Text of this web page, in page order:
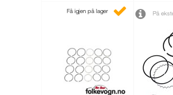
Få igjen på lager På